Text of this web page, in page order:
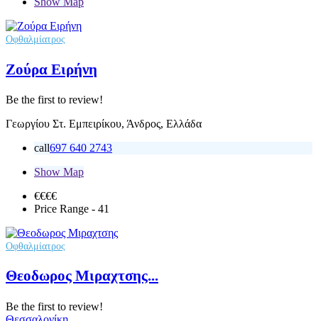
Οφθαλμίατρος
Ζούρα Ειρήνη
Be the first to review!
Γεωργίου Στ. Εμπειρίκου, Άνδρος, Ελλάδα
call697 640 2743
Show Map
€€€€
Price Range - 41
Οφθαλμίατρος
Θεοδωρος Μιραχτσης...
Be the first to review!